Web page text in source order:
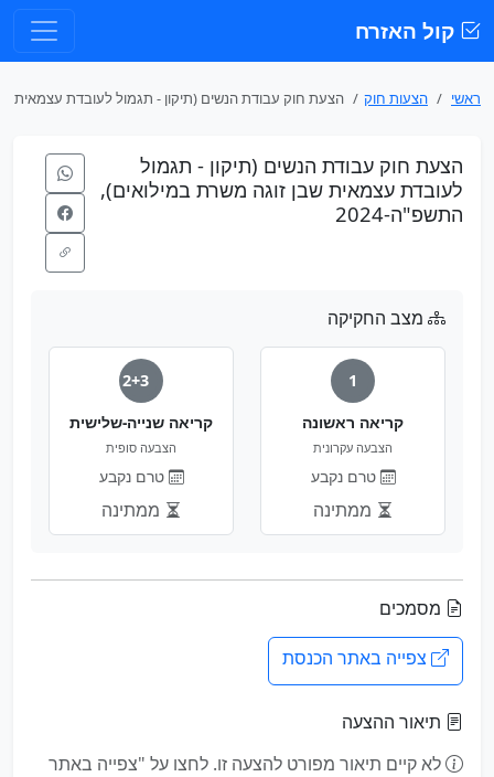
קול האזרח
ראשי הצעות חוק הצעת חוק עבודת הנשים (תיקון - תגמול לעובדת עצמאית ...
הצעת חוק עבודת הנשים (תיקון - תגמול
לעובדת עצמאית שבן זוגה משרת במילואים),
התשפ"ה-2024
מצב החקיקה
1
קריאה ראשונה
הצבעה עקרונית
טרם נקבע
ממתינה
2+3
קריאה שנייה-שלישית
הצבעה סופית
טרם נקבע
ממתינה
מסמכים
צפייה באתר הכנסת
תיאור ההצעה
לא קיים תיאור מפורט להצעה זו. לחצו על "צפייה באתר